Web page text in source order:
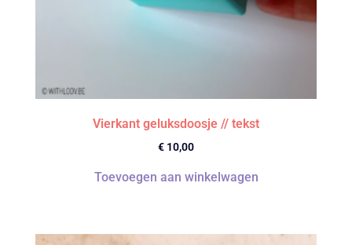
Vierkant geluksdoosje // tekst
€ 10,00
Toevoegen aan winkelwagen